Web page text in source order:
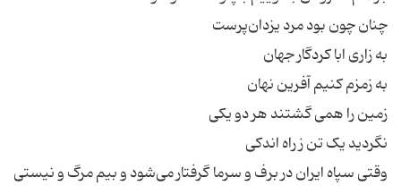
چنان چون بود مرد یزدان‌پرست
به زاری ابا کردگار جهان
به زمزم کنیم آفرین نهان
زمین را همی گشتند هر دو یکی
نگردید یک تن ز راه اندکی
وقتی سپاه ایران در برف و سرما گرفتار می‌شود و بیم مرگ و نیستی